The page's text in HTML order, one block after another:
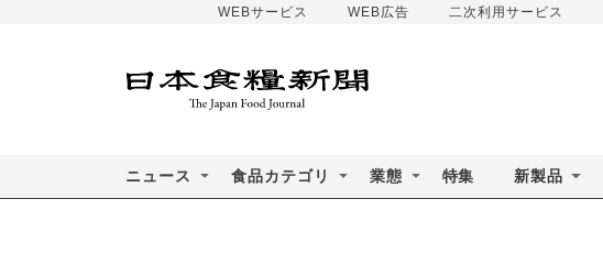
WEBサービス WEB広告 二次利用サービス
ニュース 食品カテゴリ 業態 特集 新製品